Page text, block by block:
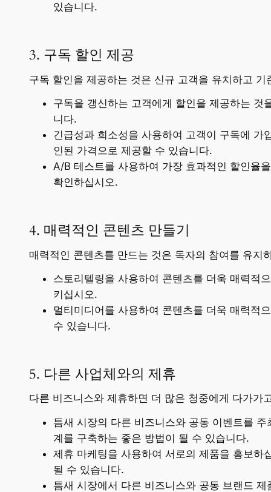
있습니다.
3. 구독 할인 제공
구독 할인을 제공하는 것은 신규 고객을 유치하고
구독을 갱신하는 고객에게 할인을 제공하는
니다.
긴급성과 희소성을 사용하여 고객이 구독에
인된 가격으로 제공할 수 있습니다.
A/B 테스트를 사용하여 가장 효과적인 할인율
확인하십시오.
4. 매력적인 콘텐츠 만들기
매력적인 콘텐츠를 만드는 것은 독자의 참여를 유
스토리텔링을 사용하여 콘텐츠를 더욱 매력적
키십시오.
멀티미디어를 사용하여 콘텐츠를 더욱 매력적
수 있습니다.
5. 다른 사업체와의 제휴
다른 비즈니스와 제휴하면 더 많은 청중에게 다가가
틈새 시장의 다른 비즈니스와 공동 이벤트를
계를 구축하는 좋은 방법이 될 수 있습니다.
제휴 마케팅을 사용하여 서로의 제품을 홍보하
될 수 있습니다.
틈새 시장에서 다른 비즈니스와 공동 브랜드